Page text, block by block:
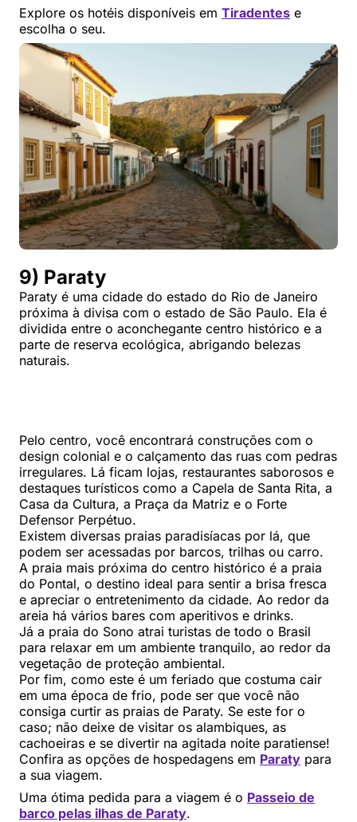
Explore os hotéis disponíveis em Tiradentes e
escolha o seu.
9) Paraty
Paraty é uma cidade do estado do Rio de Janeiro
próxima à divisa com o estado de São Paulo. Ela é
dividida entre o aconchegante centro histórico e a
parte de reserva ecológica, abrigando belezas
naturais.
Pelo centro, você encontrará construções com o
design colonial e o calçamento das ruas com pedras
irregulares. Lá ficam lojas, restaurantes saborosos e
destaques turísticos como a Capela de Santa Rita, a
Casa da Cultura, a Praça da Matriz e o Forte
Defensor Perpétuo.
Existem diversas praias paradisíacas por lá, que
podem ser acessadas por barcos, trilhas ou carro.
A praia mais próxima do centro histórico é a praia
do Pontal, o destino ideal para sentir a brisa fresca
e apreciar o entretenimento da cidade. Ao redor da
areia há vários bares com aperitivos e drinks.
Já a praia do Sono atrai turistas de todo o Brasil
para relaxar em um ambiente tranquilo, ao redor da
vegetação de proteção ambiental.
Por fim, como este é um feriado que costuma cair
em uma época de frio, pode ser que você não
consiga curtir as praias de Paraty. Se este for o
caso; não deixe de visitar os alambiques, as
cachoeiras e se divertir na agitada noite paratiense!
Confira as opções de hospedagens em Paraty para
a sua viagem.
Uma ótima pedida para a viagem é o Passeio de
barco pelas ilhas de Paraty.